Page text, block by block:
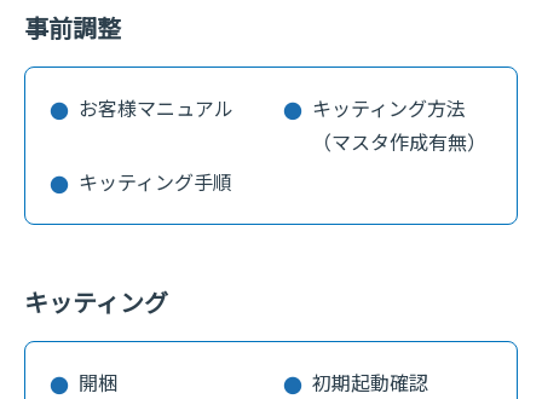
事前調整
お客様マニュアル
キッティング方法
（マスタ作成有無）
キッティング手順
キッティング
開梱
初期起動確認